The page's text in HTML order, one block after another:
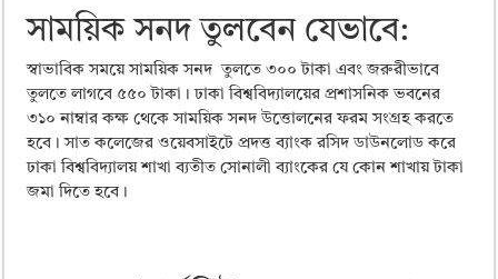
সাময়িক সনদ তুলবেন যেভাবে:
স্বাভাবিক সময়ে সাময়িক সনদ তুলতে ৩০০ টাকা এবং জরুরীভাবে
তুলতে লাগবে ৫৫০ টাকা। ঢাকা বিশ্ববিদ্যালয়ের প্রশাসনিক ভবনের
৩১০ নাম্বার কক্ষ থেকে সাময়িক সনদ উত্তোলনের ফরম সংগ্রহ করতে
হবে। সাত কলেজের ওয়েবসাইটে প্রদত্ত ব্যাংক রসিদ ডাউনলোড করে
ঢাকা বিশ্ববিদ্যালয় শাখা ব্যতীত সোনালী ব্যাংকের যে কোন শাখায় টাকা
জমা দিতে হবে।